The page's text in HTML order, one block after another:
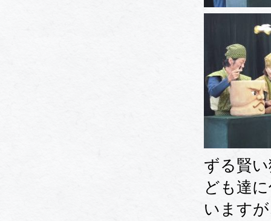
ずる賢
ども達
います